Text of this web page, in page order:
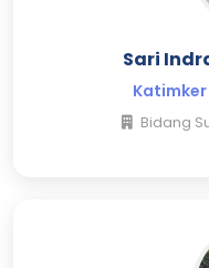
Sari
Katimker
Bidang